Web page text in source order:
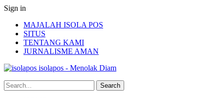
Sign in
MAJALAH ISOLA POS
SITUS
TENTANG KAMI
JURNALISME AMAN
isolapos - Menolak Diam